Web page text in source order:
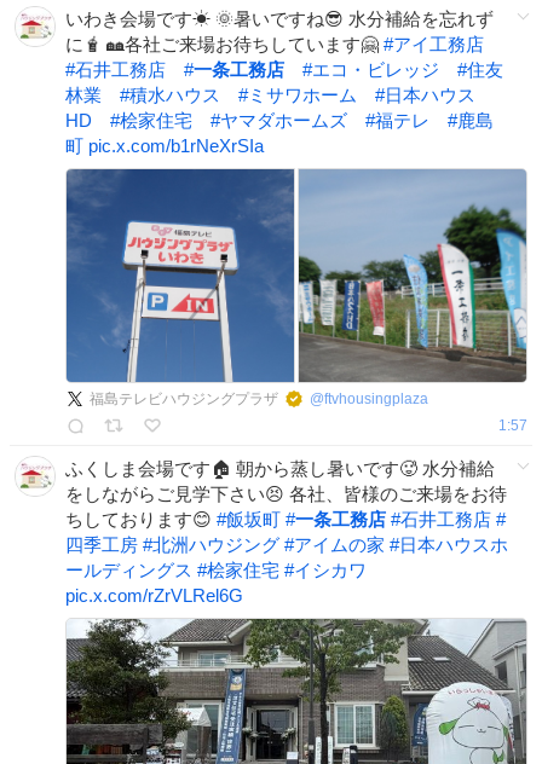
いわき会場です☀ 🌞暑いですね😎 水分補給を忘れず
に🧋 🏘各社ご来場お待ちしています🤗 #アイ工務店
#石井工務店 #一条工務店 #エコ・ビレッジ #住友
林業
#積水ハウス #ミサワホーム #日本ハウス
HD
#桧家住宅 #ヤマダホームズ #福テレ #鹿島
町 pic.x.com/b1rNeXrSIa
福島テレビハウジングプラザ @ftvhousingplaza
1:57
ふくしま会場です🏠 朝から蒸し暑いです🥵 水分補給
をしながらご見学下さい😣 各社、皆様のご来場をお待
ちしております😊 #飯坂町 #一条工務店 #石井工務店 #
四季工房 #北洲ハウジング #アイムの家 #日本ハウスホ
ールディングス #桧家住宅 #イシカワ
pic.x.com/rZrVLRel6G